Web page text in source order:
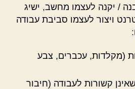
/ יקנה לעצמו מחשב, ישיג
ויצור לעצמו סביבת עבודה
(מקלדות, עכברים, צבע
קשורות לעבודה (חיבור